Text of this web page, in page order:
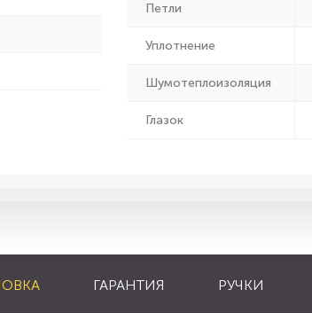
Петли
Уплотнение
Шумотеплоизоляция
Глазок
ГАРАНТИЯ РУЧКИ